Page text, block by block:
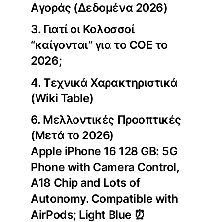
Αγοράς (Δεδομένα 2026)
3. Γιατί οι Κολοσσοί
“καίγονται” για το COE το
2026;
4. Τεχνικά Χαρακτηριστικά
(Wiki Table)
6. Μελλοντικές Προοπτικές
(Μετά το 2026)
Apple iPhone 16 128 GB: 5G
Phone with Camera Control,
A18 Chip and Lots of
Autonomy. Compatible with
AirPods; Light Blue ⏰